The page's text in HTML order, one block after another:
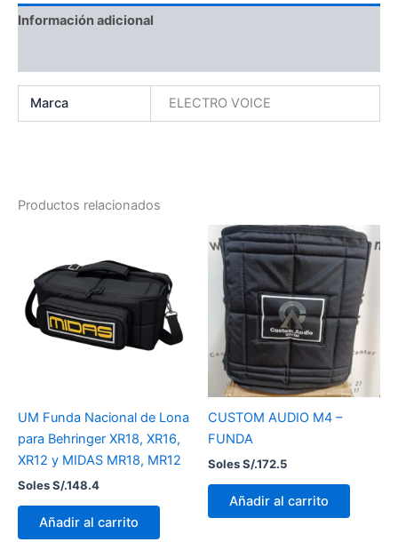
Información adicional
Marca ELECTRO VOICE
Productos relacionados
UM Funda Nacional de Lona
para Behringer XR18, XR16,
XR12 y MIDAS MR18, MR12
Soles S/.148.4
Añadir al carrito
CUSTOM AUDIO M4 –
FUNDA
Soles S/.172.5
Añadir al carrito